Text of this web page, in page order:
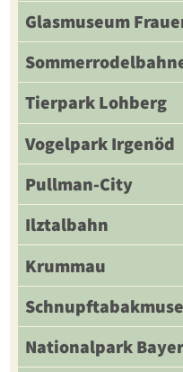
Glasmuseum
Tierpark Lohberg
Vogelpark Irgenöd
Pullman-City
Ilztalbahn
Krummau
Nationalpark